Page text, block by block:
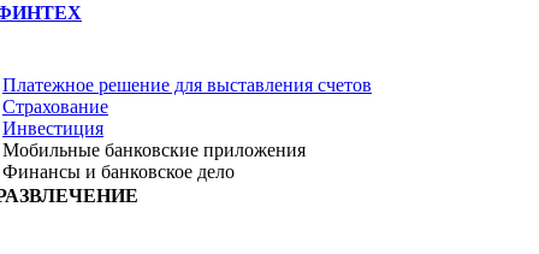
Платежное решение для выставления счетов
Страхование
Инвестиция
Мобильные банковские приложения
Финансы и банковское дело